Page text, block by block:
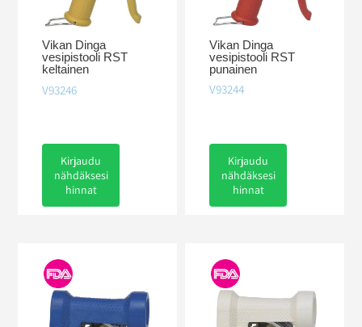
Vikan Dinga
vesipistooli RST
keltainen
V93246
Kirjaudu
nähdäksesi
hinnat
Vikan Dinga
vesipistooli RST
punainen
V93244
Kirjaudu
nähdäksesi
hinnat